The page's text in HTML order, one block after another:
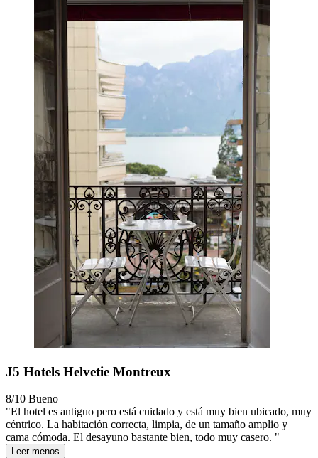
J5 Hotels Helvetie Montreux
8/10 Bueno
"El hotel es antiguo pero está cuidado y está muy bien ubicado, muy
céntrico. La habitación correcta, limpia, de un tamaño amplio y
cama cómoda. El desayuno bastante bien, todo muy casero. "
Leer menos